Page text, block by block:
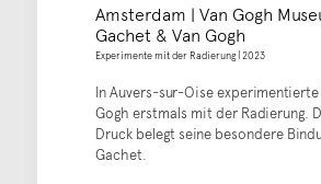
Amsterdam | Van Gogh
Gachet & Van Gogh
Experimente mit der Radierung | 2023
In Auvers-sur-Oise experimentierte
Gogh erstmals mit der Radierung.
Druck belegt seine besondere
Gachet.